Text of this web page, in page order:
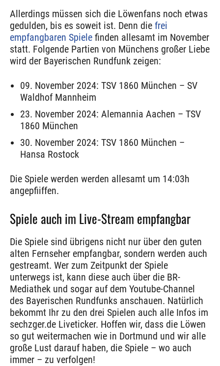
Allerdings müssen sich die Löwenfans noch etwas
gedulden, bis es soweit ist. Denn die frei
empfangbaren Spiele finden allesamt im November
statt. Folgende Partien von Münchens großer Liebe
wird der Bayerischen Rundfunk zeigen:
09. November 2024: TSV 1860 München – SV
Waldhof Mannheim
23. November 2024: Alemannia Aachen – TSV
1860 München
30. November 2024: TSV 1860 München –
Hansa Rostock
Die Spiele werden werden allesamt um 14:03h
angepfiiffen.
Spiele auch im Live-Stream empfangbar
Die Spiele sind übrigens nicht nur über den guten
alten Fernseher empfangbar, sondern werden auch
gestreamt. Wer zum Zeitpunkt der Spiele
unterwegs ist, kann diese auch über die BR-
Mediathek und sogar auf dem Youtube-Channel
des Bayerischen Rundfunks anschauen. Natürlich
bekommt Ihr zu den drei Spielen auch alle Infos im
sechzger.de Liveticker. Hoffen wir, dass die Löwen
so gut weitermachen wie in Dortmund und wir alle
große Lust darauf haben, die Spiele – wo auch
immer – zu verfolgen!